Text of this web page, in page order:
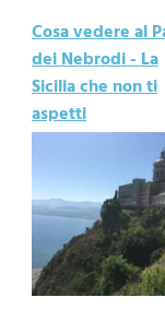
Cosa vedere al
dei Nebrodi - La
Sicilia che non ti
aspetti